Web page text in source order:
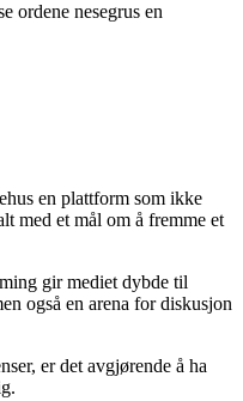
ordene nesegrus en
en plattform som ikke
med et mål om å fremme et
gir mediet dybde til
også en arena for diskusjon
er det avgjørende å ha